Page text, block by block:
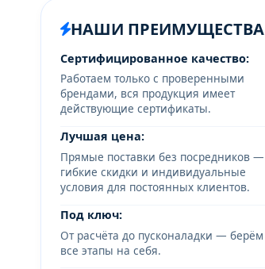
НАШИ ПРЕИМУЩЕСТВА
Сертифицированное качество:
Работаем только с проверенными
брендами, вся продукция имеет
действующие сертификаты.
Лучшая цена:
Прямые поставки без посредников —
гибкие скидки и индивидуальные
условия для постоянных клиентов.
Под ключ:
От расчёта до пусконаладки — берём
все этапы на себя.